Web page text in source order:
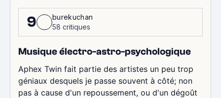
9
burekuchan
58 critiques
Musique électro-astro-psychologique
Aphex Twin fait partie des artistes un peu trop
géniaux desquels je passe souvent à côté; non
pas à cause d'un repoussement, ou d'un dégoût